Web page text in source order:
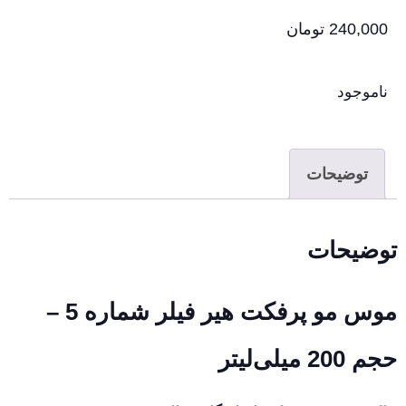
240,000 تومان
ناموجود
توضیحات
توضیحات
موس مو پرفکت هیر فیلر شماره 5 –
حجم 200 میلی‌لیتر